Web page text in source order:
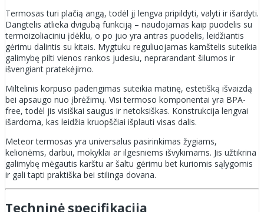
Termosas turi plačią angą, todėl jį lengva pripildyti, valyti ir išardyti.
Dangtelis atlieka dvigubą funkciją – naudojamas kaip puodelis su
termoizoliaciniu įdėklu, o po juo yra antras puodelis, leidžiantis
gėrimu dalintis su kitais. Mygtuku reguliuojamas kamštelis suteikia
galimybę pilti vienos rankos judesiu, neprarandant šilumos ir
išvengiant pratekėjimo.
Miltelinis korpuso padengimas suteikia matinę, estetišką išvaizdą
bei apsaugo nuo įbrėžimų. Visi termoso komponentai yra BPA-
free, todėl jis visiškai saugus ir netoksiškas. Konstrukcija lengvai
išardoma, kas leidžia kruopščiai išplauti visas dalis.
Meteor termosas yra universalus pasirinkimas žygiams,
kelionėms, darbui, mokyklai ar ilgesniems išvykimams. Jis užtikrina
galimybę mėgautis karštu ar šaltu gėrimu bet kuriomis sąlygomis
ir gali tapti praktiška bei stilinga dovana.
Techninė specifikacija